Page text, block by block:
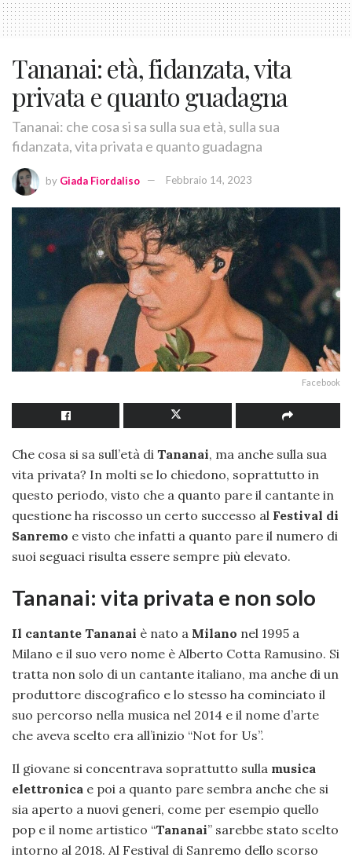
Tananai: età, fidanzata, vita
privata e quanto guadagna
Tananai: che cosa si sa sulla sua età, sulla sua
fidanzata, vita privata e quanto guadagna
by Giada Fiordaliso Febbraio 14, 2023
Facebook
Che cosa si sa sull’età di Tananai, ma anche sulla sua
vita privata? In molti se lo chiedono, soprattutto in
questo periodo, visto che a quanto pare il cantante in
questione ha riscosso un certo successo al Festival di
Sanremo e visto che infatti a quanto pare il numero di
suoi seguaci risulta essere sempre più elevato.
Tananai: vita privata e non solo
Il cantante Tananai è nato a Milano nel 1995 a
Milano e il suo vero nome è Alberto Cotta Ramusino. Si
tratta non solo di un cantante italiano, ma anche di un
produttore discografico e lo stesso ha cominciato il
suo percorso nella musica nel 2014 e il nome d’arte
che aveva scelto era all’inizio “Not for Us”.
Il giovane si concentrava soprattutto sulla musica
elettronica e poi a quanto pare sembra anche che si
sia aperto a nuovi generi, come per esempio quello
pop e il nome artistico “Tananai” sarebbe stato scelto
intorno al 2018. Al Festival di Sanremo dello scorso